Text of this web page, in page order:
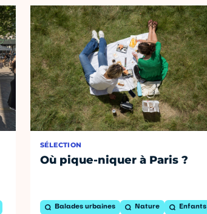
SÉLECTION
Où pique-niquer à Paris ?
Balades urbaines Nature Enfants